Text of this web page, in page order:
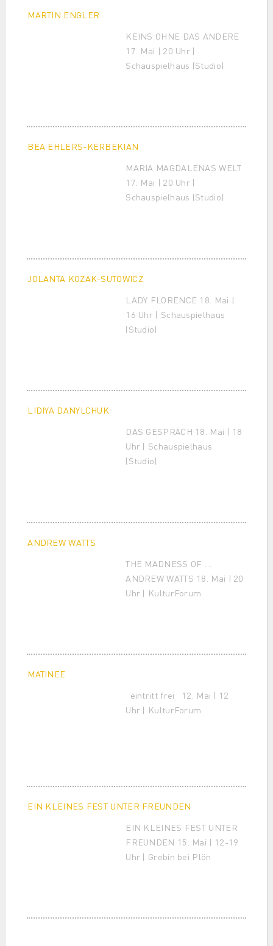
MARTIN ENGLER
KEINS OHNE DAS ANDERE
17. Mai | 20 Uhr |
Schauspielhaus (Studio)
BEA EHLERS-KERBEKIAN
MARIA MAGDALENAS WELT
17. Mai | 20 Uhr |
Schauspielhaus (Studio)
JOLANTA KOZAK-SUTOWICZ
LADY FLORENCE 18. Mai |
16 Uhr | Schauspielhaus
(Studio)
LIDIYA DANYLCHUK
DAS GESPRÄCH 18. Mai | 18
Uhr | Schauspielhaus
(Studio)
ANDREW WATTS
THE MADNESS OF …
ANDREW WATTS 18. Mai | 20
Uhr | KulturForum
MATINEE
eintritt frei 12. Mai | 12
Uhr | KulturForum
EIN KLEINES FEST UNTER FREUNDEN
EIN KLEINES FEST UNTER
FREUNDEN 15. Mai | 12-19
Uhr | Grebin bei Plön